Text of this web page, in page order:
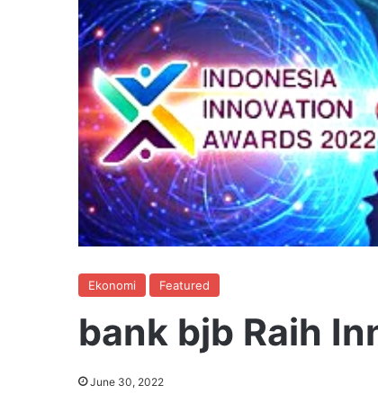
Ekonomi Featured
bank bjb Raih
June 30, 2022